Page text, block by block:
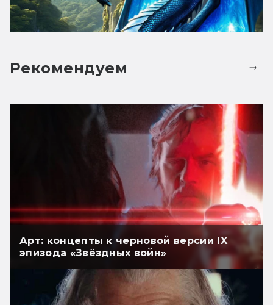
Рекомендуем
Арт: концепты к черновой версии IX
эпизода «Звёздных войн»